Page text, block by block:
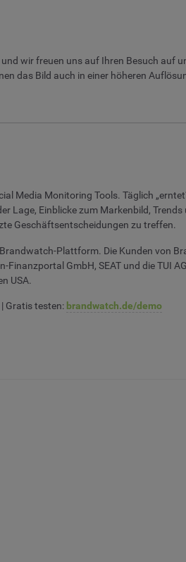
wir freuen uns auf Ihren Besuch
das Bild auch in einer höheren
Media Monitoring Tools. Täglich
Lage, Einblicke zum Markenbild,
Geschäftsentscheidungen zu treffen.
Plattform. Die Kunden von
Finanzportal GmbH, SEAT und die TUI
USA.
| Gratis testen: brandwatch.de/demo